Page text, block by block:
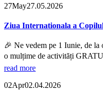
27May27.05.2026
Ziua Internationala a
🎉 Ne vedem pe 1 Iunie, de
o mulțime de activități
read more
02Apr02.04.2026